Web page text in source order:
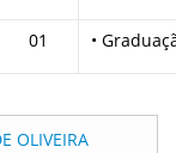
01 •
OLIVEIRA